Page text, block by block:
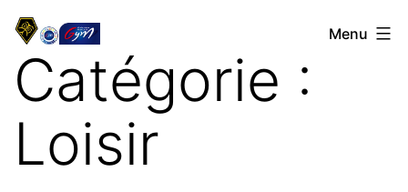
Aller
contenu
La
Bigourdane
de
Tarbes
Menu
Catégorie :
Loisir